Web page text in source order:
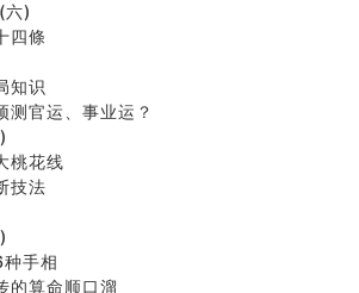
條
知识
测官运、事业运？
桃花线
技法
手相
的算命顺口溜